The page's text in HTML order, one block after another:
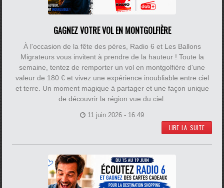
GAGNEZ VOTRE VOL EN MONTGOLFIÈRE
À l'occasion de la fête des pères, Radio 6 et Les Ballons
Migrateurs vous invitent à prendre de la hauteur ! Toute la
semaine, tentez de remporter un vol en montgolfière d'une
valeur de 180 € et vivez une expérience inoubliable entre ciel
et terre. Un moment magique à partager et une façon unique
de découvrir la région vue du ciel.
11 juin 2026 - 16:49
LIRE LA SUITE